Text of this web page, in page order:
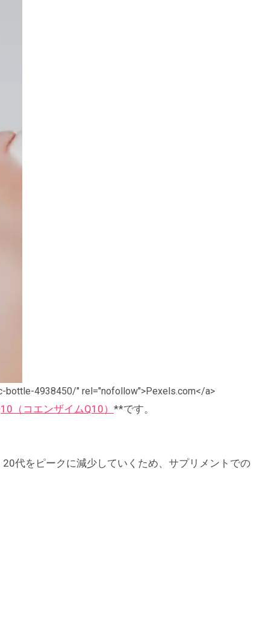
bottle-4938450/" rel="nofollow">Pexels.com</a>
（コエンザイムQ10） **です。
代をピークに減少していくため、サプリメントでの